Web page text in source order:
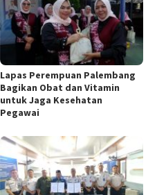
Lapas Perempuan Palembang
Bagikan Obat dan Vitamin
untuk Jaga Kesehatan
Pegawai